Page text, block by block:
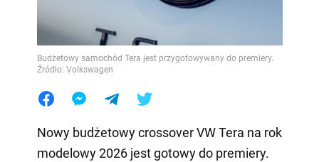
Budżetowy samochód Tera jest przygotowywany do premiery.
Źródło: Volkswagen
Nowy budżetowy crossover VW Tera na rok
modelowy 2026 jest gotowy do premiery.